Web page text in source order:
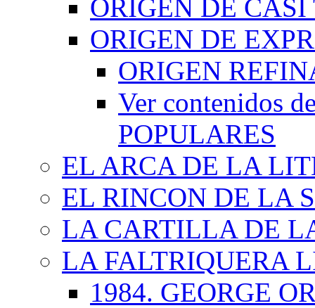
ORIGEN DE CASI
ORIGEN DE
ORIGEN
Ver contenidos
POPULARES
EL ARCA DE LA
EL RINCON DE LA
LA CARTILLA DE
LA FALTRIQUERA
1984. GEORGE